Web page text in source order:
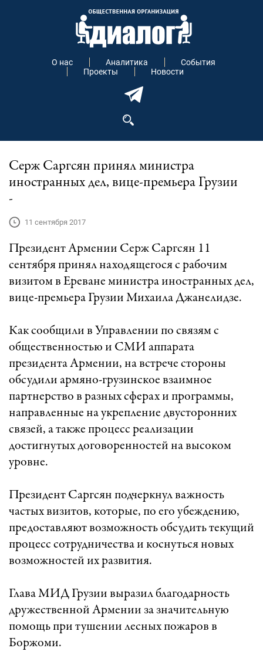
О нас Аналитика
События
Проекты
Новости
Серж Саргсян принял министра
иностранных дел, вице-премьера Грузии
-
11 сентября 2017
Президент Армении Серж Саргсян 11
сентября принял находящегося с рабочим
визитом в Ереване министра иностранных дел,
вице-премьера Грузии Михаила Джанелидзе.
Как сообщили в Управлении по связям с
общественностью и СМИ аппарата
президента Армении, на встрече стороны
обсудили армяно-грузинское взаимное
партнерство в разных сферах и программы,
направленные на укрепление двусторонних
связей, а также процесс реализации
достигнутых договоренностей на высоком
уровне.
Президент Саргсян подчеркнул важность
частых визитов, которые, по его убеждению,
предоставляют возможность обсудить текущий
процесс сотрудничества и коснуться новых
возможностей их развития.
Глава МИД Грузии выразил благодарность
дружественной Армении за значительную
помощь при тушении лесных пожаров в
Боржоми.